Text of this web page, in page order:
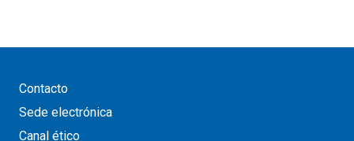
Contacto
Sede electrónica
Canal ético